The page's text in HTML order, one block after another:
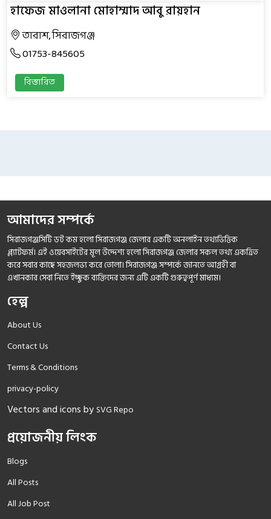
হাফেজ মাওলানা মোহাম্মাদ আবু রায়হান
তারাশ, সিরাজগঞ্জ
01753-845605
বিস্তারিত
আমাদের সম্পর্কে
সিরাজগঞ্জসিটি ডট কম হলো সিরাজগঞ্জ জেলার একটি অনলাইন তথ্যভিত্তিক
প্ল্যাটফর্ম। এই ওয়েবসাইটের মূল উদ্দেশ্য হলো সিরাজগঞ্জ জেলার সকল তথ্য একত্রিত
করে সবার কাছে সহজলভ্য করে তোলা। সিরাজগঞ্জ সম্পর্কে জানতে আগ্রহী বা
এখানকার সেবা নিতে ইচ্ছুক ব্যক্তিদের জন্য এটি একটি গুরুত্বপূর্ণ মাধ্যম।
হেল্প
About Us
Contact Us
Terms & Conditions
privacy-policy
Vectors and icons by SVG Repo
প্রয়োজনীয় লিংক
Blogs
All Posts
All Job Post